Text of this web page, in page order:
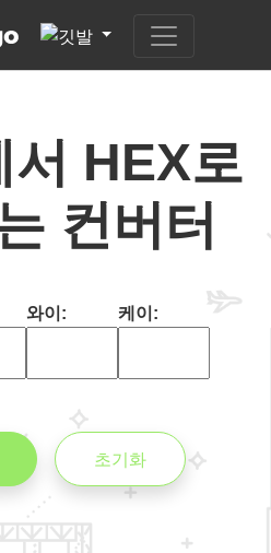
HEX로
컨버터
와이: 케이:
초기화